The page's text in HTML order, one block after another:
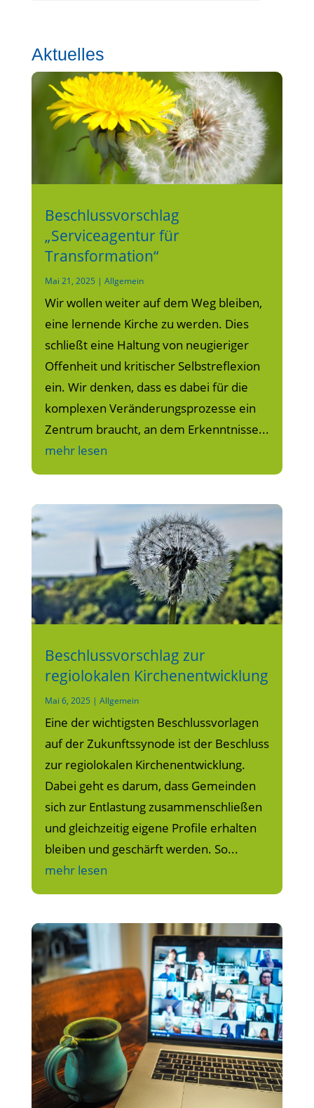
Aktuelles
Beschlussvorschlag
„Serviceagentur für
Transformation“
Mai 21, 2025 | Allgemein
Wir wollen weiter auf dem Weg bleiben,
eine lernende Kirche zu werden. Dies
schließt eine Haltung von neugieriger
Offenheit und kritischer Selbstreflexion
ein. Wir denken, dass es dabei für die
komplexen Veränderungsprozesse ein
Zentrum braucht, an dem Erkenntnisse...
mehr lesen
Beschlussvorschlag zur
regiolokalen Kirchenentwicklung
Mai 6, 2025 | Allgemein
Eine der wichtigsten Beschlussvorlagen
auf der Zukunftssynode ist der Beschluss
zur regiolokalen Kirchenentwicklung.
Dabei geht es darum, dass Gemeinden
sich zur Entlastung zusammenschließen
und gleichzeitig eigene Profile erhalten
bleiben und geschärft werden. So...
mehr lesen